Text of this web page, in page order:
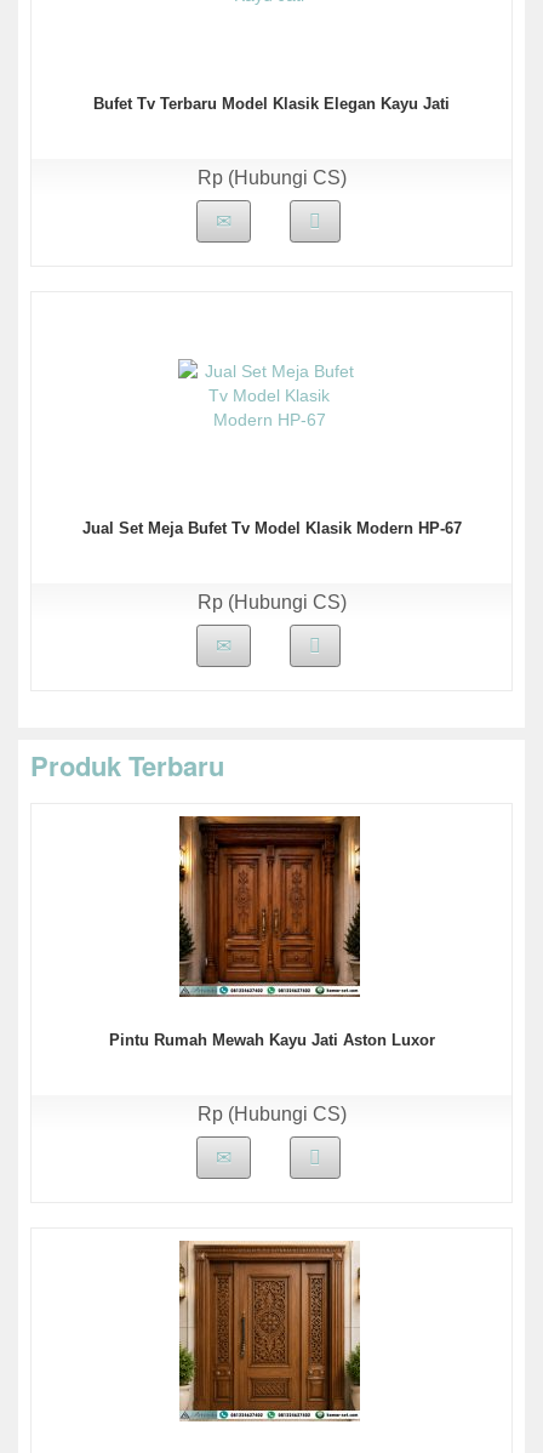
Bufet Tv Terbaru Model Klasik Elegan Kayu Jati
Rp (Hubungi CS)
Jual Set Meja Bufet Tv Model Klasik Modern HP-67
Rp (Hubungi CS)
Produk Terbaru
Pintu Rumah Mewah Kayu Jati Aston Luxor
Rp (Hubungi CS)